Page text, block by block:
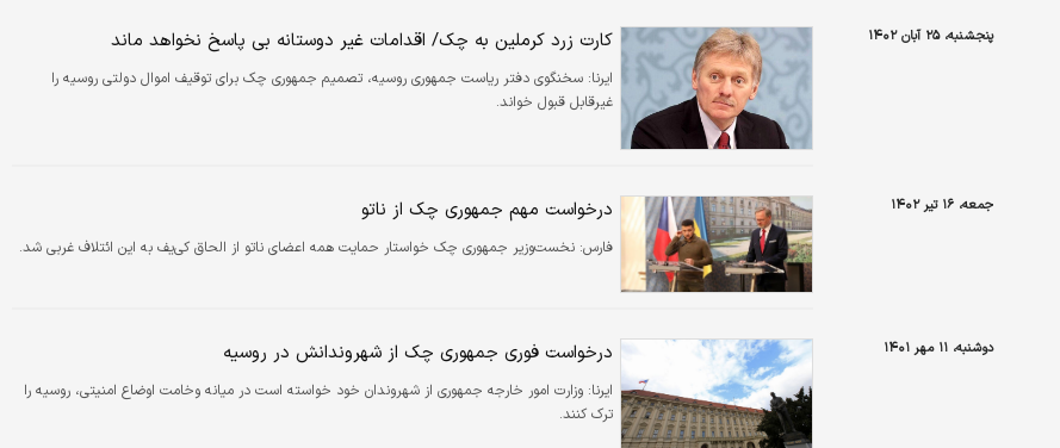
پنجشنبه، ۲۵ آبان ۱۴۰۲ کارت زرد کرملین به چک/ اقدامات غیر دوستانه بی پاسخ نخواهد ماند
ایرنا: سخنگوی دفتر ریاست جمهوری روسیه، تصمیم جمهوری چک برای توقیف اموال دولتی روسیه را
غیرقابل قبول خواند.
جمعه، ۱۶ تیر ۱۴۰۲ درخواست مهم جمهوری چک از ناتو
فارس: نخست‌وزیر جمهوری چک خواستار حمایت همه اعضای ناتو از الحاق کی‌یف به این ائتلاف غربی شد.
دوشنبه، ۱۱ مهر ۱۴۰۱ درخواست فوری جمهوری چک از شهروندانش در روسیه
ایرنا: وزارت امور خارجه جمهوری از شهروندان خود خواسته است در میانه وخامت اوضاع امنیتی، روسیه را
ترک کنند.